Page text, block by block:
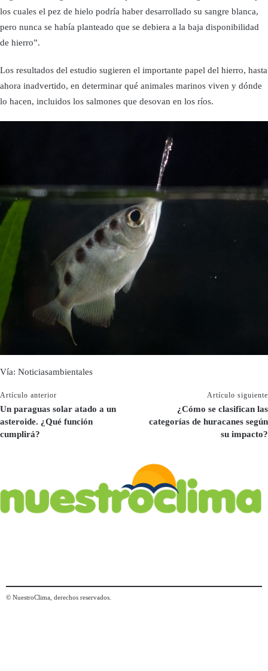
los cuales el pez de hielo podría haber desarrollado su sangre blanca,
pero nunca se había planteado que se debiera a la baja disponibilidad
de hierro”.
Los resultados del estudio sugieren el importante papel del hierro, hasta
ahora inadvertido, en determinar qué animales marinos viven y dónde
lo hacen, incluidos los salmones que desovan en los ríos.
Vía: Noticiasambientales
Artículo anterior
Un paraguas solar atado a un
asteroide. ¿Qué función
cumplirá?
Artículo siguiente
¿Cómo se clasifican las
categorías de huracanes según
su impacto?
© NuestroClima, derechos reservados.